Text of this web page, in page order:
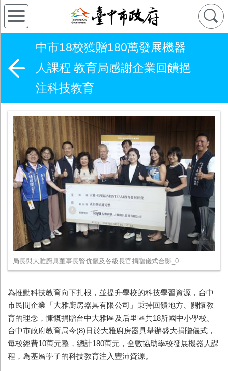
中市18校獲贈180萬發展機器
人課程 教育局感謝企業回饋挹
注科技教育
局長與大雅廚具董事長賢伉儷及各級長官捐贈儀式合影_0
為推動科技教育向下扎根，並提升學校的科技學習資源，台中
市民間企業「大雅廚房器具有限公司」秉持回饋地方、關懷教
育的理念，慷慨捐贈台中大雅區及后里區共18所國中小學校。
台中市政府教育局今(8)日於大雅廚房器具舉辦盛大捐贈儀式，
每校經費10萬元整，總計180萬元，全數協助學校發展機器人課
程，為基層學子的科技教育注入豐沛資源。